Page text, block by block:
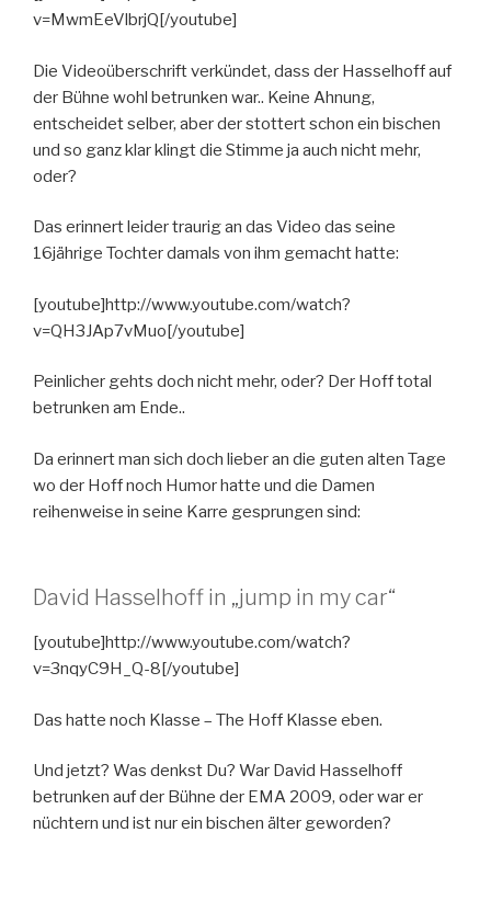
v=MwmEeVlbrjQ[/youtube]
Die Videoüberschrift verkündet, dass der Hasselhoff auf
der Bühne wohl betrunken war.. Keine Ahnung,
entscheidet selber, aber der stottert schon ein bischen
und so ganz klar klingt die Stimme ja auch nicht mehr,
oder?
Das erinnert leider traurig an das Video das seine
16jährige Tochter damals von ihm gemacht hatte:
[youtube]http://www.youtube.com/watch?
v=QH3JAp7vMuo[/youtube]
Peinlicher gehts doch nicht mehr, oder? Der Hoff total
betrunken am Ende..
Da erinnert man sich doch lieber an die guten alten Tage
wo der Hoff noch Humor hatte und die Damen
reihenweise in seine Karre gesprungen sind:
David Hasselhoff in „jump in my car“
[youtube]http://www.youtube.com/watch?
v=3nqyC9H_Q-8[/youtube]
Das hatte noch Klasse – The Hoff Klasse eben.
Und jetzt? Was denkst Du? War David Hasselhoff
betrunken auf der Bühne der EMA 2009, oder war er
nüchtern und ist nur ein bischen älter geworden?